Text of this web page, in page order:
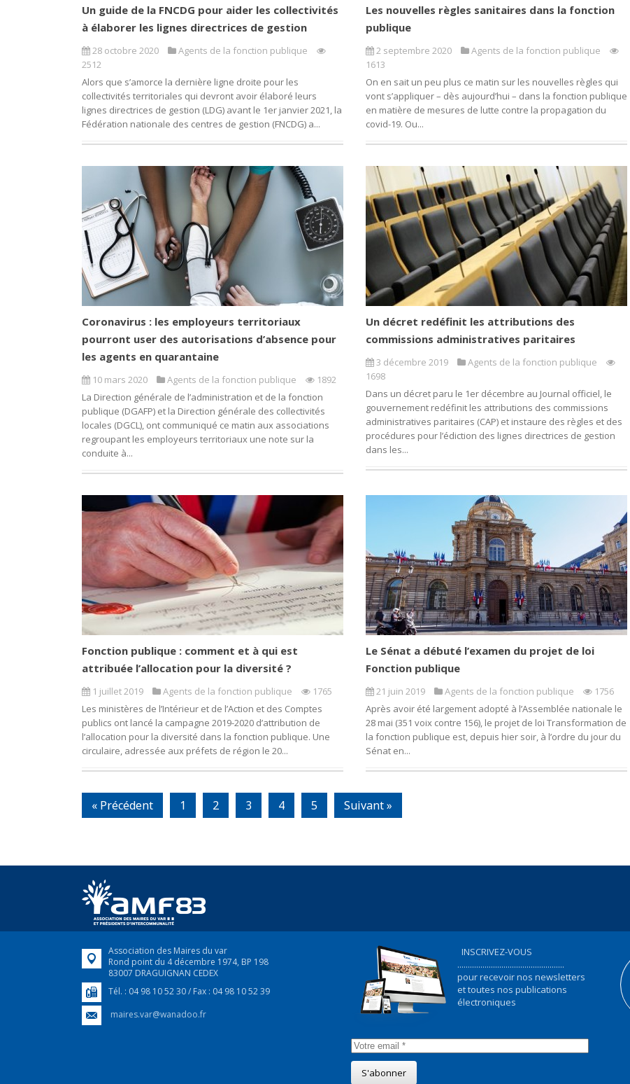
Un guide de la FNCDG pour aider les collectivités
à élaborer les lignes directrices de gestion
28 octobre 2020
Agents de la fonction publique
2512
Alors que s’amorce la dernière ligne droite pour les
collectivités territoriales qui devront avoir élaboré leurs
lignes directrices de gestion (LDG) avant le 1er janvier 2021, la
Fédération nationale des centres de gestion (FNCDG) a...
Les nouvelles règles sanitaires dans la fonction
publique
2 septembre 2020
Agents de la fonction publique
1613
On en sait un peu plus ce matin sur les nouvelles règles qui
vont s’appliquer – dès aujourd’hui – dans la fonction publique
en matière de mesures de lutte contre la propagation du
covid-19. Ou...
Coronavirus : les employeurs territoriaux
pourront user des autorisations d’absence pour
les agents en quarantaine
10 mars 2020 Agents de la fonction publique
1892
La Direction générale de l’administration et de la fonction
publique (DGAFP) et la Direction générale des collectivités
locales (DGCL), ont communiqué ce matin aux associations
regroupant les employeurs territoriaux une note sur la
conduite à...
Un décret redéfinit les attributions des
commissions administratives paritaires
3 décembre 2019
Agents de la fonction publique
1698
Dans un décret paru le 1er décembre au Journal officiel, le
gouvernement redéfinit les attributions des commissions
administratives paritaires (CAP) et instaure des règles et des
procédures pour l’édiction des lignes directrices de gestion
dans les...
Fonction publique : comment et à qui est
attribuée l’allocation pour la diversité ?
1 juillet 2019 Agents de la fonction publique
1765
Les ministères de l’Intérieur et de l’Action et des Comptes
publics ont lancé la campagne 2019-2020 d’attribution de
l’allocation pour la diversité dans la fonction publique. Une
circulaire, adressée aux préfets de région le 20...
Le Sénat a débuté l’examen du projet de loi
Fonction publique
21 juin 2019 Agents de la fonction publique
1756
Après avoir été largement adopté à l’Assemblée nationale le
28 mai (351 voix contre 156), le projet de loi Transformation de
la fonction publique est, depuis hier soir, à l’ordre du jour du
Sénat en...
« Précédent 1 2 3 4 5 Suivant »
Association des Maires du var
Rond point du 4 décembre 1974, BP 198
83007 DRAGUIGNAN CEDEX
Tél. : 04 98 10 52 30 / Fax : 04 98 10 52 39
maires.var@wanadoo.fr
INSCRIVEZ-VOUS
...................................................
pour recevoir nos newsletters
et toutes nos publications
électroniques